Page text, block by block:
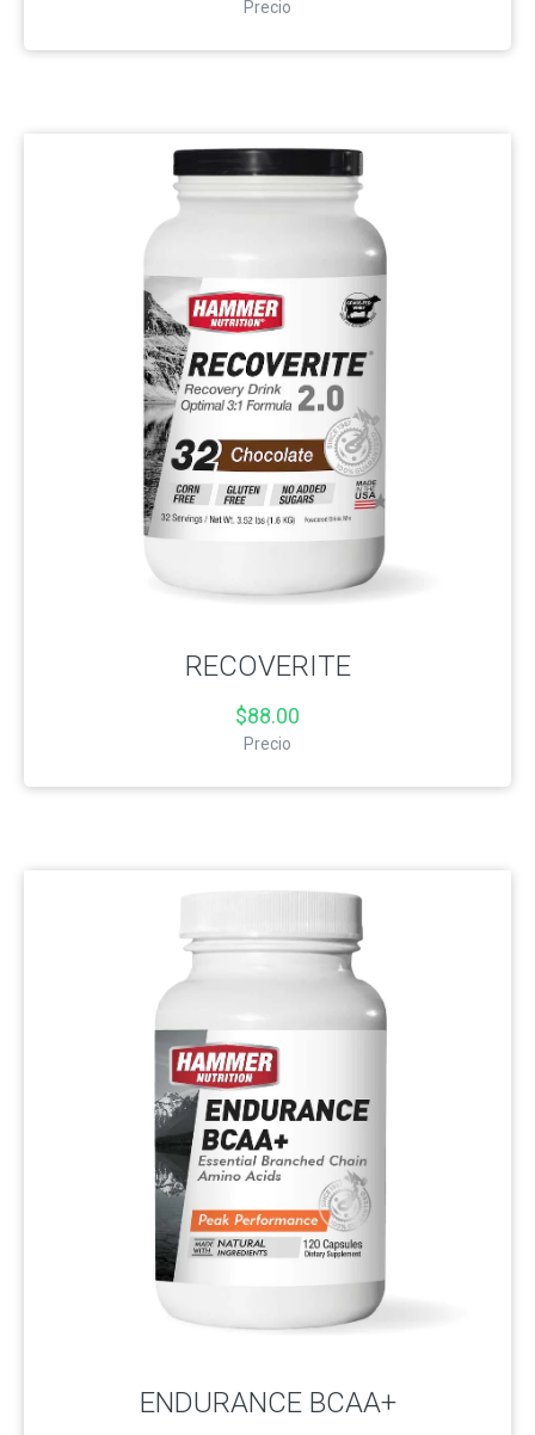
Precio
RECOVERITE
$88.00
Precio
ENDURANCE BCAA+